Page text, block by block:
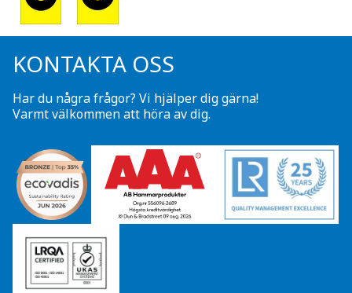
KONTAKTA OSS
Har du några frågor? Vi hjälper dig gärna!
Varmt välkommen att höra av dig.